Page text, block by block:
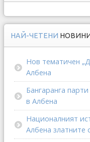
НАЙ-ЧЕТЕНИ
Нов тематичен
Албена
Бангаранга
в Албена
Националният
Албена златните